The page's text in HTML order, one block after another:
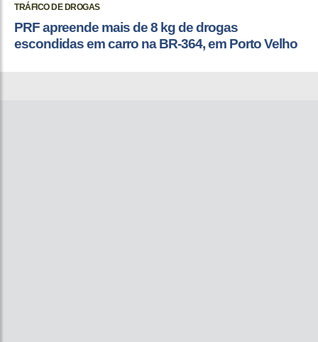
TRÁFICO DE DROGAS
PRF apreende mais de 8 kg de drogas
escondidas em carro na BR-364, em Porto Velho